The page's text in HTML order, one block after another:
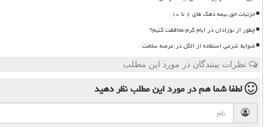
جزئیات حق بیمه دهک های ۶ تا ۱۰
چطور از نوزادان در ایام گرم محافظت کنیم؟
ضوابط شرعی استفاده از الکل در عرصه سلامت
نظرات بینندگان در مورد این مطلب
لطفا شما همدر مورد این مطلبنظر دهید